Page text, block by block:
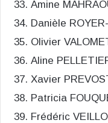
Amine
Danièle
Olivier
Aline
Xavier
Patricia
Frédéric